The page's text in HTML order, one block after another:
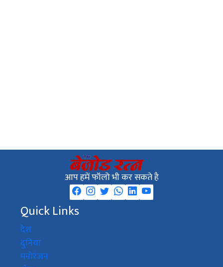
आप हमें फॉलो भी कर सकते है
Quick Links
देश
दुनिया
मनोरंजन